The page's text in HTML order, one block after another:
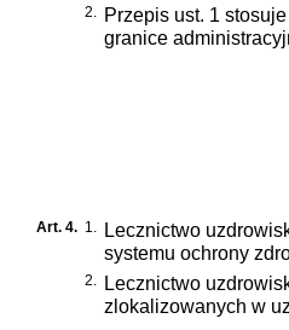
2. Przepis ust. 1
granice
Art. 4. 1.
Lecznictwo
systemu ochrony
2.
Lecznictwo
zlokalizowanych w